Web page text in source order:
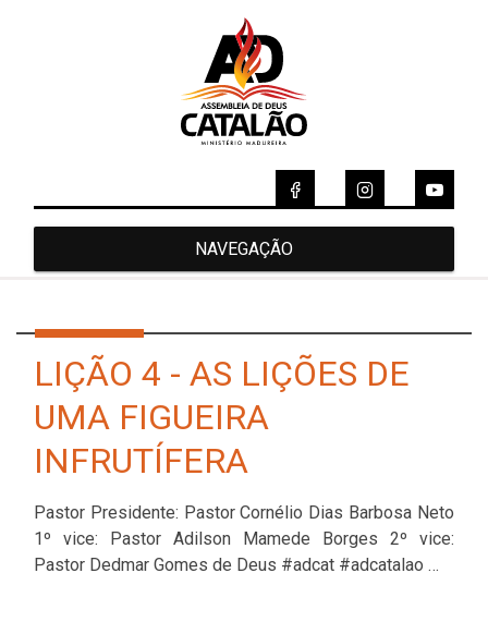
NAVEGAÇÃO
LIÇÃO 4 - AS LIÇÕES DE
UMA FIGUEIRA
INFRUTÍFERA
Pastor Presidente: Pastor Cornélio Dias Barbosa Neto
1º vice: Pastor Adilson Mamede Borges 2º vice:
Pastor Dedmar Gomes de Deus #adcat #adcatalao …